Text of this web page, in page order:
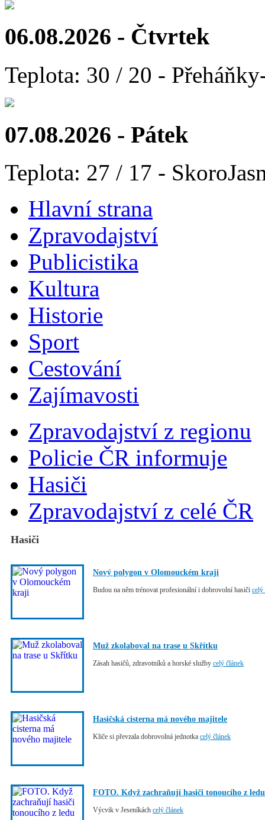
06.08.2026 - Čtvrtek
Teplota: 30 / 20 -
07.08.2026 - Pátek
Teplota: 27 / 17 -
Hlavní strana
Zpravodajství
Publicistika
Kultura
Historie
Sport
Cestování
Zajímavosti
Zpravodajství z regionu
Policie ČR informuje
Hasiči
Zpravodajství z celé ČR
Hasiči
Nový polygon v Olomouckém kraji
Budou na něm trénovat profesionální i dobrovolní hasiči celý
Muž zkolaboval na trase u Skřítku
Zásah hasičů, zdravotníků a horské služby celý článek
Hasičská cisterna má nového majitele
Kliče si převzala dobrovolná jednotka celý článek
FOTO. Když zachraňují hasiči tonoucího z ledu
Výcvik v Jeseníkách celý článek